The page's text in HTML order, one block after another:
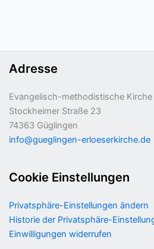
Adresse
Evangelisch-methodistische Kirche
Stockheimer Straße 23
74363 Güglingen
info@gueglingen-erloeserkirche.de
Cookie Einstellungen
Privatsphäre-Einstellungen ändern
Historie der Privatsphäre-
Einwilligungen widerrufen